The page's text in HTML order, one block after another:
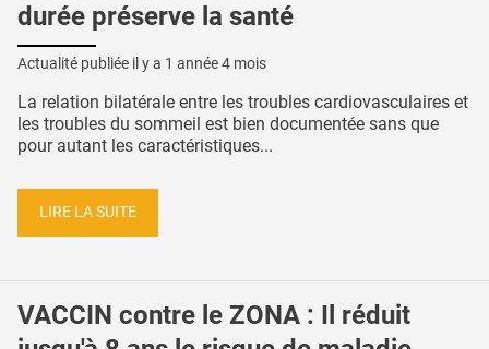
durée préserve la santé
Actualité publiée il y a 1 année 4 mois
La relation bilatérale entre les troubles cardiovasculaires et
les troubles du sommeil est bien documentée sans que
pour autant les caractéristiques...
LIRE LA SUITE
VACCIN contre le ZONA : Il réduit